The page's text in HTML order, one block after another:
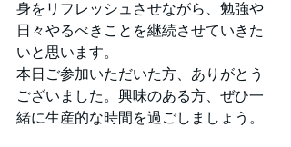
身をリフレッシュさせながら、勉強や
日々やるべきことを継続させていきた
いと思います。
本日ご参加いただいた方、ありがとう
ございました。興味のある方、ぜひ一
緒に生産的な時間を過ごしましょう。